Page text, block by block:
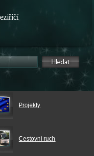
Projekty
Cestovní ruch